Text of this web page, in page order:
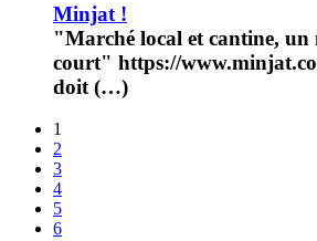
Minjat !
"Marché local et cantine, un
court" https://
doit (…)
1
2
3
4
5
6